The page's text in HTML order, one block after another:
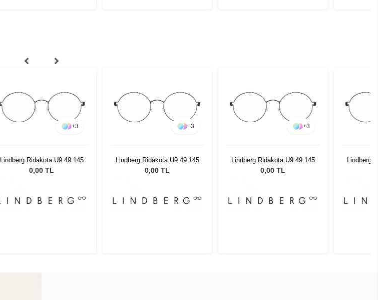
+3
Lindberg Ridakota U9 49 145
0,00 TL
+3
Lindberg Ridakota U9 49 145
0,00 TL
+3
Lindberg Ridakota U9 49 145
0,00 TL
Lindberg